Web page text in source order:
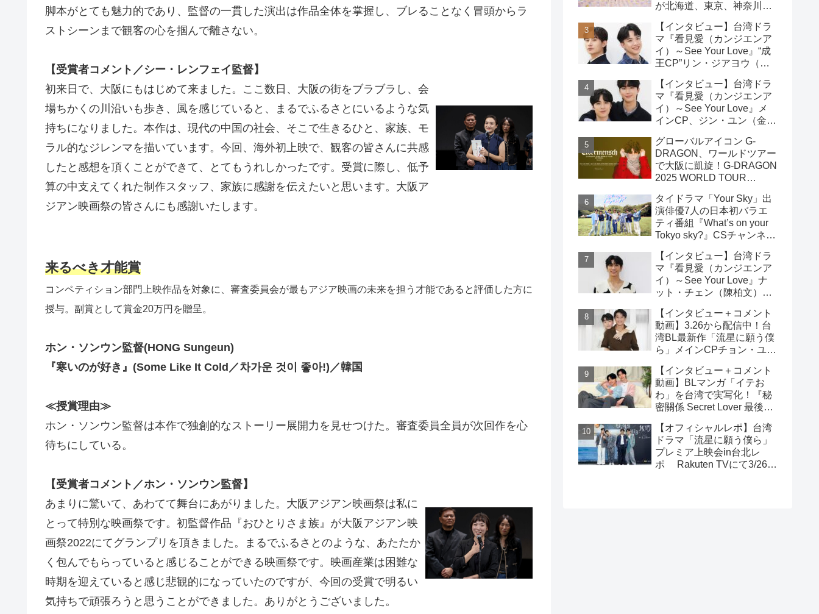
脚本がとても魅力的であり、監督の一貫した演出は作品全体を掌握し、ブレることなく冒頭からラ
ストシーンまで観客の心を掴んで離さない。
【受賞者コメント／シー・レンフェイ監督】
初来日で、大阪にもはじめて来ました。ここ数日、大阪の街をブラブラし、会
場ちかくの川沿いも歩き、風を感じていると、まるでふるさとにいるような気
持ちになりました。本作は、現代の中国の社会、そこで生きるひと、家族、モ
ラル的なジレンマを描いています。今回、海外初上映で、観客の皆さんに共感
したと感想を頂くことができて、とてもうれしかったです。受賞に際し、低予
算の中支えてくれた制作スタッフ、家族に感謝を伝えたいと思います。大阪ア
ジアン映画祭の皆さんにも感謝いたします。
来るべき才能賞
コンペティション部門上映作品を対象に、審査委員会が最もアジア映画の未来を担う才能であると評価した方に
授与。副賞として賞金20万円を贈呈。
ホン・ソンウン監督(HONG Sungeun)
『寒いのが好き』(Some Like It Cold／차가운 것이 좋아!)／韓国
≪授賞理由≫
ホン・ソンウン監督は本作で独創的なストーリー展開力を見せつけた。審査委員全員が次回作を心
待ちにしている。
【受賞者コメント／ホン・ソンウン監督】
あまりに驚いて、あわてて舞台にあがりました。大阪アジアン映画祭は私に
とって特別な映画祭です。初監督作品『おひとりさま族』が大阪アジアン映
画祭2022にてグランプリを頂きました。まるでふるさとのような、あたたか
く包んでもらっていると感じることができる映画祭です。映画産業は困難な
時期を迎えていると感じ悲観的になっていたのですが、今回の受賞で明るい
気持ちで頑張ろうと思うことができました。ありがとうございました。
が北海道、東京、神奈川、
決定!
【インタビュー】台湾ドラ
マ『看見愛（カンジエンア
イ）～See Your Love』“成
王CP”リン・ジアヨウ（林
（林詠傑）インタビュー
【インタビュー】台湾ドラ
マ『看見愛（カンジエンア
イ）～See Your Love』メ
インCP、ジン・ユン（金
宇）インタビュー
グローバルアイコン G-
DRAGON、ワールドツアー
で大阪に凱旋！G-DRAGON
2025 WORLD TOUR
ENCORE 9月23日(火・
祝)18:00よりファンクラブ
先行受付開始！！
タイドラマ「Your Sky」出
演俳優7人の日本初バラエ
ティ番組『What’s on your
Tokyo sky?』CSチャンネ
日（日）19時30分 独占放
送！！
【インタビュー】台湾ドラ
マ『看見愛（カンジエンア
イ）～See Your Love』ナ
ット・チェン（陳柏文）イ
【インタビュー＋コメント
動画】3.26から配信中！台
湾BL最新作「流星に願う僕
ら」メインCPチョン・ユエ
ー・モンシュエン（初孟
軒） インタビュー！サイン
入りチェキ読プレも
【インタビュー＋コメント
動画】BLマンガ「イテお
わ」を台湾で実写化！『秘
密關係 Secret Lover 最後の
豪）＆Chance（成晞）イン
タビュー 12月26日(金)よ
りシネマート新宿ほか全国
公開！
【オフィシャルレポ】台湾
ドラマ「流星に願う僕ら」
プレミア上映会in台北レ
ポ Rakuten TVにて3/26～